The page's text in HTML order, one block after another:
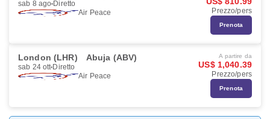
sab 8 ago Diretto
Air Peace
Prezzo/pers
Prenota
London (LHR) Abuja (ABV)
sab 24 ott Diretto
Air Peace
A partire da
US$ 1,040.39
Prezzo/pers
Prenota